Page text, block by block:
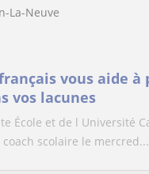
La-Neuve
vous aide à
vos lacunes
École et de l Université
scolaire le mercred...